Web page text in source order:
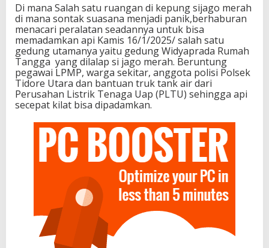
Di mana Salah satu ruangan di kepung sijago merah
di mana sontak suasana menjadi panik,berhaburan
menacari peralatan seadannya untuk bisa
memadamkan api Kamis 16/1/2025/ salah satu
gedung utamanya yaitu gedung Widyaprada Rumah
Tangga yang dilalap si jago merah. Beruntung
pegawai LPMP, warga sekitar, anggota polisi Polsek
Tidore Utara dan bantuan truk tank air dari
Perusahan Listrik Tenaga Uap (PLTU) sehingga api
secepat kilat bisa dipadamkan.